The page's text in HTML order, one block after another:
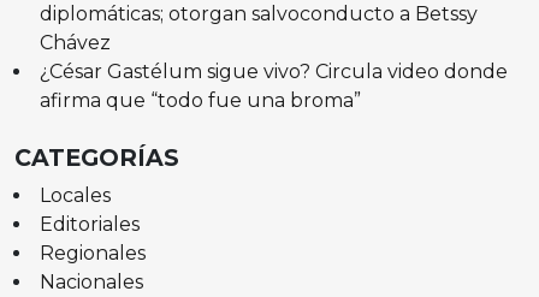
diplomáticas; otorgan salvoconducto a Betssy
Chávez
¿César Gastélum sigue vivo? Circula video donde
afirma que “todo fue una broma”
CATEGORÍAS
Locales
Editoriales
Regionales
Nacionales